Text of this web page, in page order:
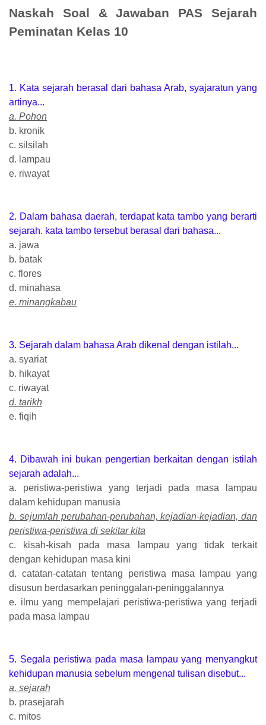
Naskah Soal & Jawaban PAS Sejarah
Peminatan Kelas 10
1. Kata sejarah berasal dari bahasa Arab, syajaratun yang
artinya...
a. Pohon
b. kronik
c. silsilah
d. lampau
e. riwayat
2. Dalam bahasa daerah, terdapat kata tambo yang berarti
sejarah. kata tambo tersebut berasal dari bahasa...
a. jawa
b. batak
c. flores
d. minahasa
e. minangkabau
3. Sejarah dalam bahasa Arab dikenal dengan istilah...
a. syariat
b. hikayat
c. riwayat
d. tarikh
e. fiqih
4. Dibawah ini bukan pengertian berkaitan dengan istilah
sejarah adalah...
a. peristiwa-peristiwa yang terjadi pada masa lampau
dalam kehidupan manusia
b. sejumlah perubahan-perubahan, kejadian-kejadian, dan
peristiwa-peristiwa di sekitar kita
c. kisah-kisah pada masa lampau yang tidak terkait
dengan kehidupan masa kini
d. catatan-catatan tentang peristiwa masa lampau yang
disusun berdasarkan peninggalan-peninggalannya
e. ilmu yang mempelajari peristiwa-peristiwa yang terjadi
pada masa lampau
5. Segala peristiwa pada masa lampau yang menyangkut
kehidupan manusia sebelum mengenal tulisan disebut...
a. sejarah
b. prasejarah
c. mitos